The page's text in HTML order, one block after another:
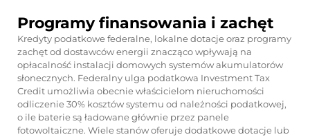
Programy finansowania i zachęt
Kredyty podatkowe federalne, lokalne dotacje oraz programy
zachęt od dostawców energii znacząco wpływają na
opłacalność instalacji domowych systemów akumulatorów
słonecznych. Federalny ulga podatkowa Investment Tax
Credit umożliwia obecnie właścicielom nieruchomości
odliczenie 30% kosztów systemu od należności podatkowej,
o ile baterie są ładowane głównie przez panele
fotowoltaiczne. Wiele stanów oferuje dodatkowe dotacje lub